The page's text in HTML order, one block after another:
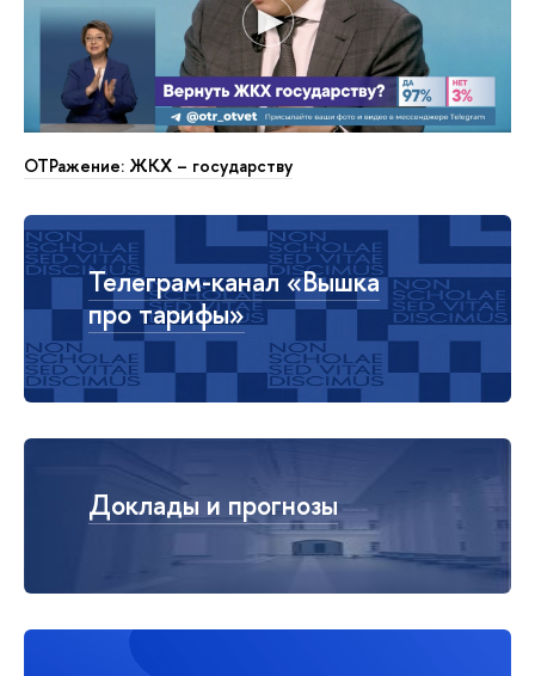
ОТРажение: ЖКХ – государству
Телеграм-канал «Вышка
про тарифы»
Доклады и прогнозы